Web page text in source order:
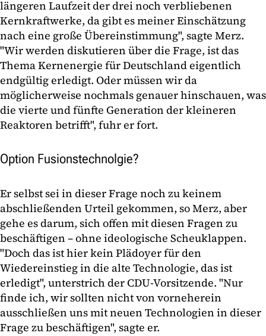
längeren Laufzeit der drei noch verbliebenen
Kernkraftwerke, da gibt es meiner Einschätzung
nach eine große Übereinstimmung", sagte Merz.
"Wir werden diskutieren über die Frage, ist das
Thema Kernenergie für Deutschland eigentlich
endgültig erledigt. Oder müssen wir da
möglicherweise nochmals genauer hinschauen, was
die vierte und fünfte Generation der kleineren
Reaktoren betrifft", fuhr er fort.
Option Fusionstechnolgie?
Er selbst sei in dieser Frage noch zu keinem
abschließenden Urteil gekommen, so Merz, aber
gehe es darum, sich offen mit diesen Fragen zu
beschäftigen – ohne ideologische Scheuklappen.
"Doch das ist hier kein Plädoyer für den
Wiedereinstieg in die alte Technologie, das ist
erledigt", unterstrich der CDU-Vorsitzende. "Nur
finde ich, wir sollten nicht von vorneherein
ausschließen uns mit neuen Technologien in dieser
Frage zu beschäftigen", sagte er.